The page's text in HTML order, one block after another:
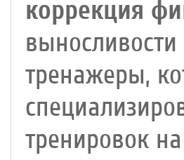
коррекция
тренажеры,
тренировок